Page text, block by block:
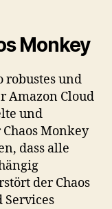
Monkey
robustes und
Amazon Cloud
und
Chaos Monkey
dass alle
der Chaos